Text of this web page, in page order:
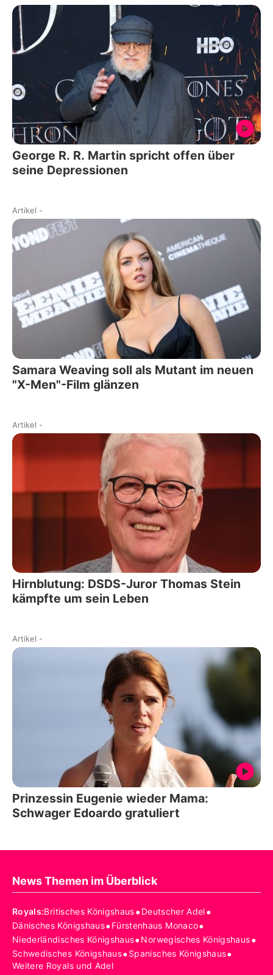
George R. R. Martin spricht offen über
seine Depressionen
Artikel -
Samara Weaving soll als Mutant im neuen
"X-Men"-Film glänzen
Artikel -
Hirnblutung: DSDS-Juror Thomas Stein
kämpfte um sein Leben
Artikel -
Prinzessin Eugenie wieder Mama:
Schwager Edoardo gratuliert
News Themen im Überblick
Royals:Britisches Königshaus•Deutscher Adel•
Dänisches Königshaus•Fürstenhaus Monaco•
Niederländisches Königshaus•Norwegisches Königshaus•
Schwedisches Königshaus•Spanisches Königshaus•
Weitere Royals und Adel